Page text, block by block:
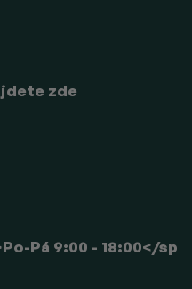
Pá 9:00 - 18:00</sp
zde